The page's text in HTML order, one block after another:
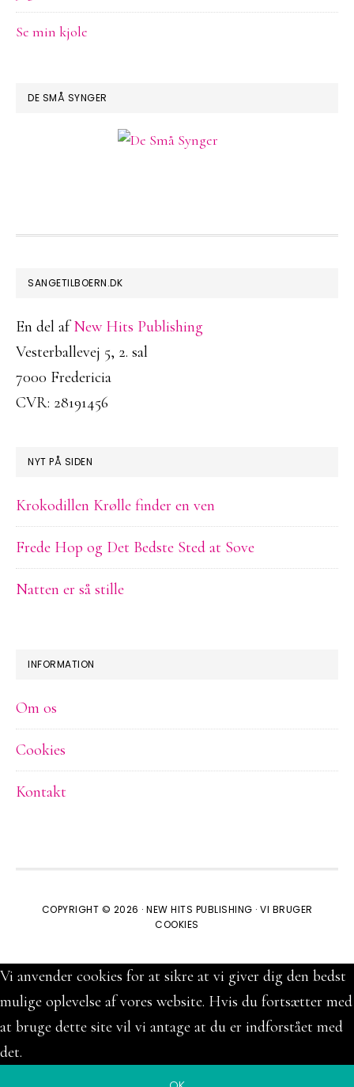
Se min kjole
DE SMÅ SYNGER
FOOTER
SANGETILBOERN.DK
En del afNew Hits Publishing
Vesterballevej 5, 2. sal
7000 Fredericia
CVR: 28191456
NYT PÅ SIDEN
Krokodillen Krølle finder en ven
Frede Hop og Det Bedste Sted at Sove
Natten er så stille
INFORMATION
Om os
Cookies
Kontakt
COPYRIGHT © 2026 · NEW HITS PUBLISHING · VI BRUGER
COOKIES
Vi anvender cookies for at sikre at vi giver dig den bedst
mulige oplevelse af vores website. Hvis du fortsætter med
at bruge dette site vil vi antage at du er indforstået med
det.